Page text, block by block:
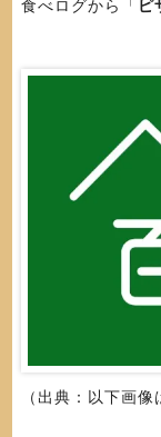
食べログから「 ピ
（出典：以下画像